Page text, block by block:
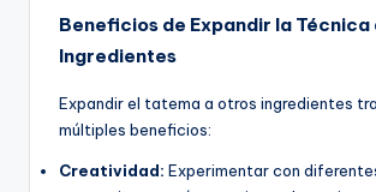
Beneficios de Expandir la Técnica
Ingredientes
Expandir el tatema a otros ingredientes
múltiples beneficios:
Creatividad: Experimentar con